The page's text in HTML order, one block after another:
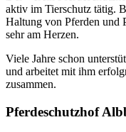
aktiv im Tierschutz tätig.
Haltung von Pferden und
sehr am Herzen.
Viele Jahre schon
und arbeitet mit ihm
zusammen.
Pferdeschutzhof